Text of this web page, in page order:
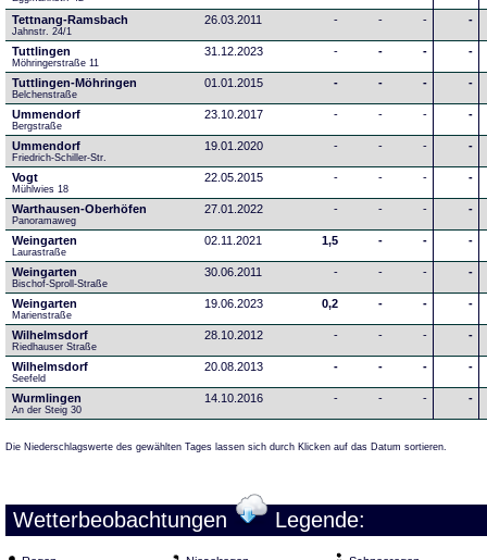
Tettnang-Ramsbach
Jahnstr. 24/1
26.03.2011 - - - -
Tuttlingen
Möhringerstraße 11
31.12.2023 - - - -
Tuttlingen-Möhringen
Belchenstraße
01.01.2015 - - - -
Ummendorf
Bergstraße
23.10.2017 - - - -
Ummendorf
Friedrich-Schiller-Str.
19.01.2020 - - - -
Vogt
Mühlwies 18
22.05.2015 - - - -
Warthausen-Oberhöfen
Panoramaweg
27.01.2022 - - - -
Weingarten
Laurastraße
02.11.2021 1,5 - - -
Weingarten
Bischof-Sproll-Straße
30.06.2011 - - - -
Weingarten
Marienstraße
19.06.2023 0,2 - - -
Wilhelmsdorf
Riedhauser Straße
28.10.2012 - - - -
Wilhelmsdorf
Seefeld
20.08.2013 - - - -
Wurmlingen
An der Steig 30
14.10.2016 - - - -
Die Niederschlagswerte des gewählten Tages lassen sich durch Klicken auf das Datum sortieren.
Wetterbeobachtungen Legende: